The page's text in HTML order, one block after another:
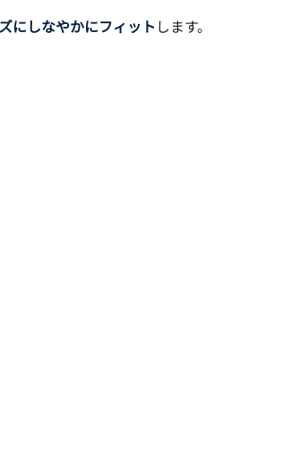
にしなやかにフィットします。